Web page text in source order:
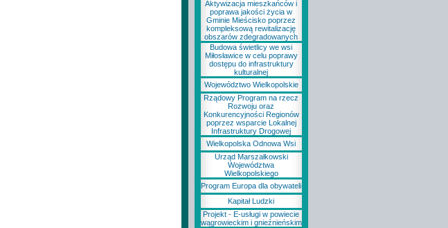
Aktywizacja mieszkańców i
poprawa jakości życia w
Gminie Mieścisko poprzez
kompleksową rewitalizację
obszarów zdegradowanych
Budowa świetlicy we wsi
Miłosławice w celu poprawy
dostępu do infrastruktury
kulturalnej
Województwo Wielkopolskie
Rządowy Program na rzecz
Rozwoju oraz
Konkurencyjności Regionów
poprzez wsparcie Lokalnej
Infrastruktury Drogowej
Wielkopolska Odnowa Wsi
Urząd Marszałkowski
Województwa
Wielkopolskiego
Program Europa dla obywateli
Kapitał Ludzki
Projekt - E-usługi w powiecie
wągrowieckim i gnieźnieńskim